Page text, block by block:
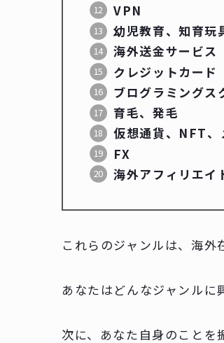
VPN
幼児教育、知育玩
海外送金サービス
クレジットカード
ブログラミングス
育毛、発毛
仮想通貨、NFT、
FX
海外アフィリエイ
これらのジャンルは、海外
あなたはどんなジャンルに
次に、あなた自身のことを